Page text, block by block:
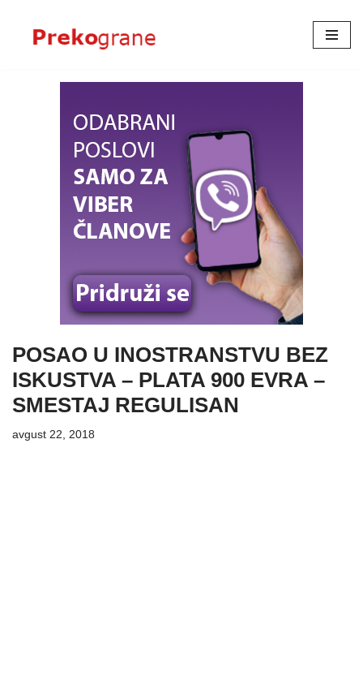
Skoči
POSAO U INOSTRANSTVU BEZ
ISKUSTVA – PLATA 900 EVRA –
SMESTAJ REGULISAN
avgust 22, 2018